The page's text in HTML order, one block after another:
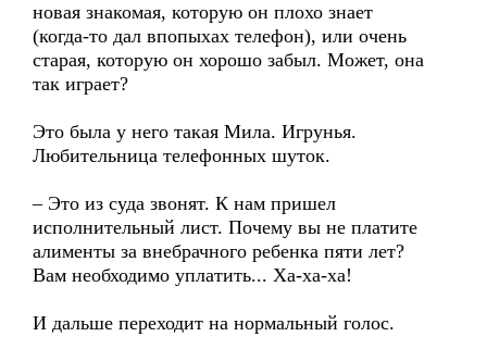
новая знакомая, которую он плохо знает
(когда-то дал впопыхах телефон), или очень
старая, которую он хорошо забыл. Может, она
так играет?
Это была у него такая Мила. Игрунья.
Любительница телефонных шуток.
– Это из суда звонят. К нам пришел
исполнительный лист. Почему вы не платите
алименты за внебрачного ребенка пяти лет?
Вам необходимо уплатить... Ха-ха-ха!
И дальше переходит на нормальный голос.